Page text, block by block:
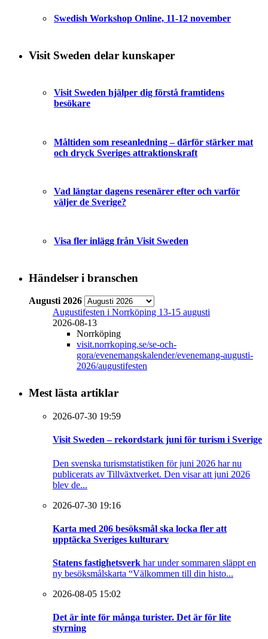
Swedish Workshop Online, 11-12 november
Visit Sweden delar kunskaper
Visit Sweden hjälper dig förstå framtidens
besökare
Måltiden som reseanledning – därför stärker mat
och dryck Sveriges attraktionskraft
Vad längtar dagens resenärer efter och varför
väljer de Sverige?
Visa fler inlägg från Visit Sweden
Händelser i branschen
Augusti 2026
Augustifesten i Norrköping 13-15 augusti
2026-08-13
Norrköping
visit.norrkoping.se/se-och-
gora/evenemangskalender/evenemang-augusti-
2026/augustifesten
Mest lästa artiklar
2026-07-30 19:59
Visit Sweden – rekordstark juni för turism i Sverige
Den svenska turismstatistiken för juni 2026 har nu
publicerats av Tillväxtverket. Den visar att juni 2026
blev de...
2026-07-30 19:16
Karta med 206 besöksmål ska locka fler att
upptäcka Sveriges kulturarv
Statens fastighetsverk har under sommaren släppt en
ny besöksmålskarta “Välkommen till din histo...
2026-08-05 15:02
Det är inte för många turister. Det är för lite
styrning